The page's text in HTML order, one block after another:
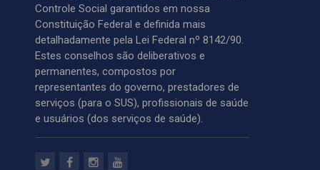
Controle Social garantidos em nossa
Constituição Federal e definida mais
detalhadamente pela Lei Federal nº 8142/90.
Estes conselhos são deliberativos e
permanentes, compostos por
representantes do governo, prestadores de
serviços (para o SUS), profissionais de saúde
e usuários (dos serviços de saúde).